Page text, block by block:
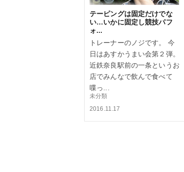
テーピングは固定だけでな
い…いかに固定し競技パフ
ォ...
トレーナーのノジです。 今
日はあすかうまい会第２弾。
近鉄奈良駅前の一条というお
店でみんなで飲んで食べて
喋っ...
未分類
2016.11.17